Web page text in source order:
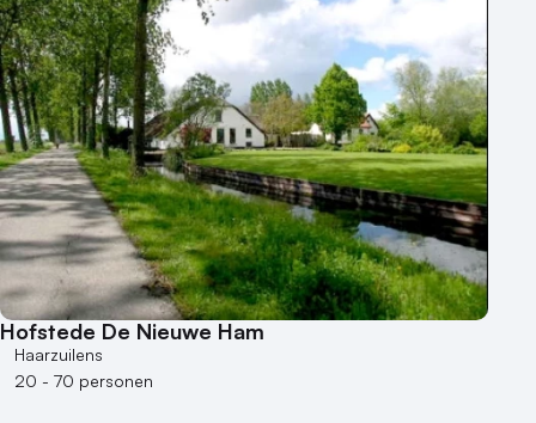
Hofstede De Nieuwe Ham
Haarzuilens
20 - 70 personen